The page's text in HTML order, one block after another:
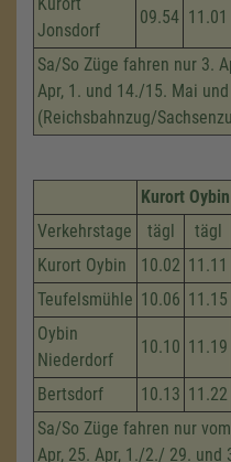
Jonsdorf
09.54 11.01
Sa/So Züge fahren nur 3.
Apr, 1. und 14./15. Mai
(Reichsbahnzug/
Kurort
Verkehrstage
tägl tägl
Kurort Oybin
10.02 11.11
Teufelsmühle 10.06 11.15
Oybin
Niederdorf
10.10 11.19
Bertsdorf 10.13 11.22
Sa/So Züge fahren nur
Apr, 25. Apr, 1./2./ 29. und